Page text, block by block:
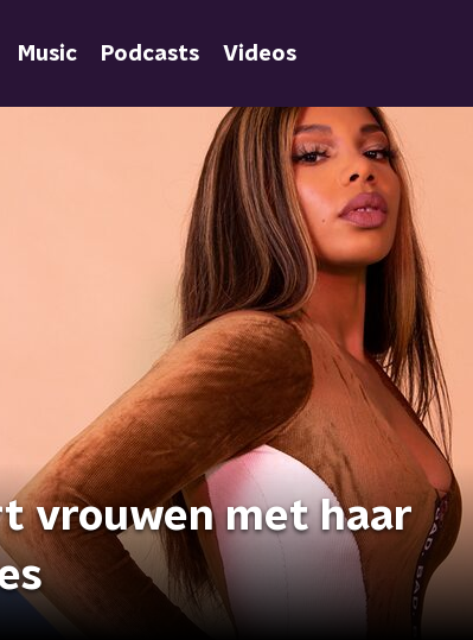
Music Podcasts Videos
vrouwen met haar